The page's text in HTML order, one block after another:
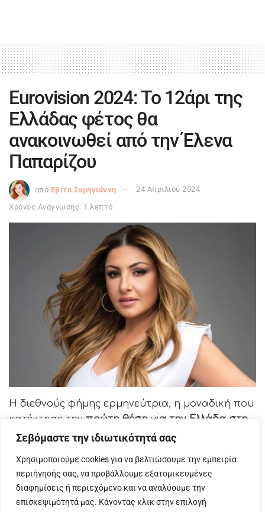
Σεβόμαστε την ιδιωτικότητά σας
Χρησιμοποιούμε cookies για να βελτιώσουμε την εμπειρία
περιήγησής σας, να προβάλλουμε εξατομικευμένες
διαφημίσεις ή περιεχόμενο και να αναλύουμε την
επισκεψιμότητά μας. Κάνοντας κλικ στην επιλογή
Εurovision 2024: Το 12άρι της
Ελλάδας φέτος θα
ανακοινωθεί από την Έλενα
Παπαρίζου
από Εβίτα Σαρηγιάννη
24 Απριλίου 2024
Χρόνος Ανάγνωσης: 1 λεπτό
Η διεθνούς φήμης ερμηνεύτρια, η μοναδική που
κατέκτησε την πρώτη θέση για την Ελλάδα στη
Eurovision του 2005,στο Κίεβο της Ουκρανίας,
Τελικού,το Σάββατο 11 Μαΐου 2024, θα
ανακοινώσει τους 12 βαθμούς της ελληνικής
Κριτικής Επιτροπής, σε μια χρονιά που